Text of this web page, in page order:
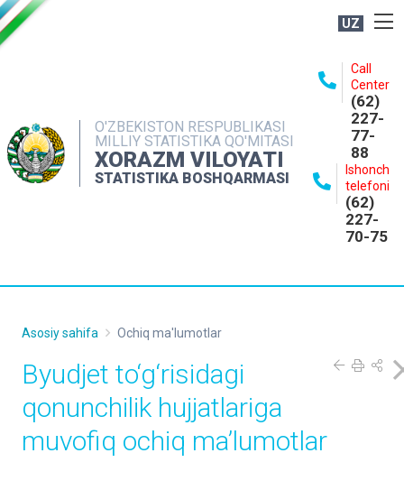
UZ
O'ZBEKISTON RESPUBLIKASI
MILLIY STATISTIKA QO'MITASI
XORAZM VILOYATI
STATISTIKA BOSHQARMASI
Call
Center
(62)
227-
77-
88
Ishonch
telefoni
(62)
227-
70-75
NASHRLAR
INTERAKTIV XIZMATLAR
MATBUOT XIZMATI
Asosiy sahifa Ochiq ma'lumotlar
Byudjet to‘g‘risidagi
qonunchilik hujjatlariga
muvofiq ochiq maʼlumotlar